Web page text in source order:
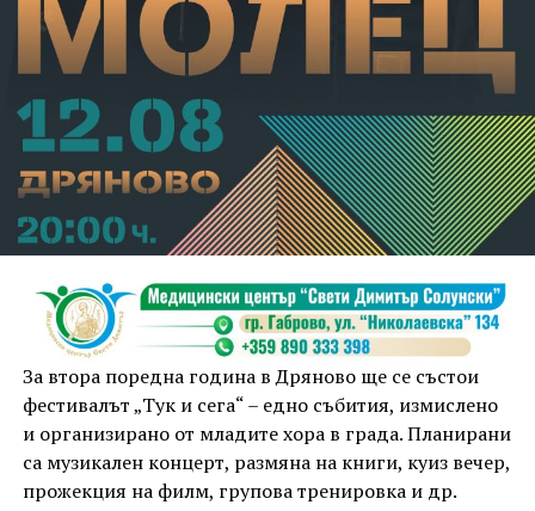
За втора поредна година в Дряново ще се състои
фестивалът „Тук и сега“ – едно събития, измислено
и организирано от младите хора в града. Планирани
са музикален концерт, размяна на книги, куиз вечер,
прожекция на филм, групова тренировка и др.